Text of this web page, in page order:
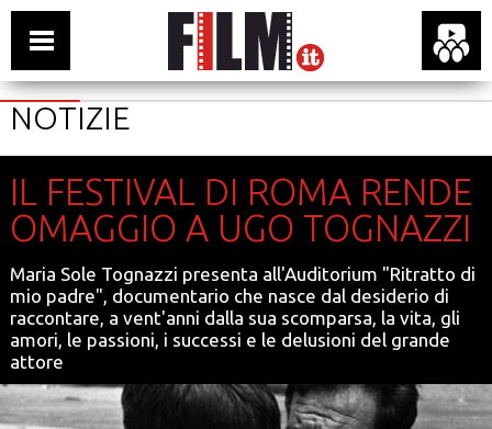
NOTIZIE
IL FESTIVAL DI ROMA RENDE
OMAGGIO A UGO TOGNAZZI
Maria Sole Tognazzi presenta all'Auditorium "Ritratto di
mio padre", documentario che nasce dal desiderio di
raccontare, a vent'anni dalla sua scomparsa, la vita, gli
amori, le passioni, i successi e le delusioni del grande
attore